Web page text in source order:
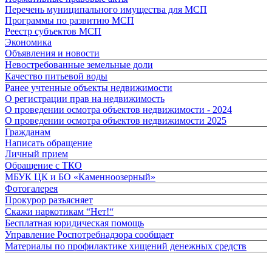
Перечень муниципального имущества для МСП
Программы по развитию МСП
Реестр субъектов МСП
Экономика
Объявления и новости
Невостребованные земельные доли
Качество питьевой воды
Ранее учтенные объекты недвижимости
О регистрации прав на недвижимость
О проведении осмотра объектов недвижимости - 2024
О проведении осмотра объектов недвижимости 2025
Гражданам
Написать обращение
Личный прием
Обращение с ТКО
МБУК ЦК и БО «Каменноозерный»
Фотогалерея
Прокурор разъясняет
Скажи наркотикам “Нет!“
Бесплатная юридическая помощь
Управление Роспотребнадзора сообщает
Материалы по профилактике хищений денежных средств